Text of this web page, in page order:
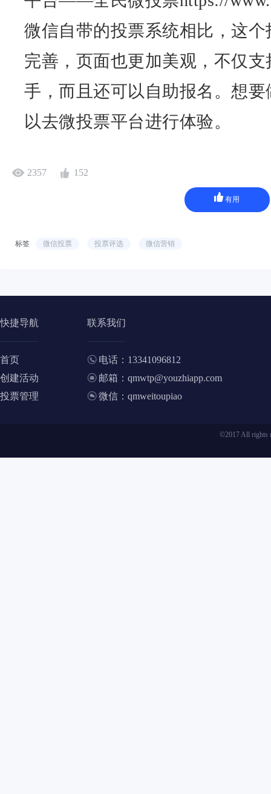
微信自带的投票系统相比，这
完善，页面也更加美观，不仅
手，而且还可以自助报名。想
以去微投票平台进行体验。
2357 152
有用
标签 微信投票 投票评选 微信营销
快捷导航
首页
创建活动
投票管理
联系我们
电话：13341096812
邮箱：qmwtp@youzhiapp.com
微信：qmweitoupiao
©2017 All rights